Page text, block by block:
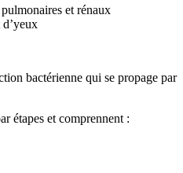
et rénaux
d’yeux
bactérienne qui se propage par
étapes et comprennent :